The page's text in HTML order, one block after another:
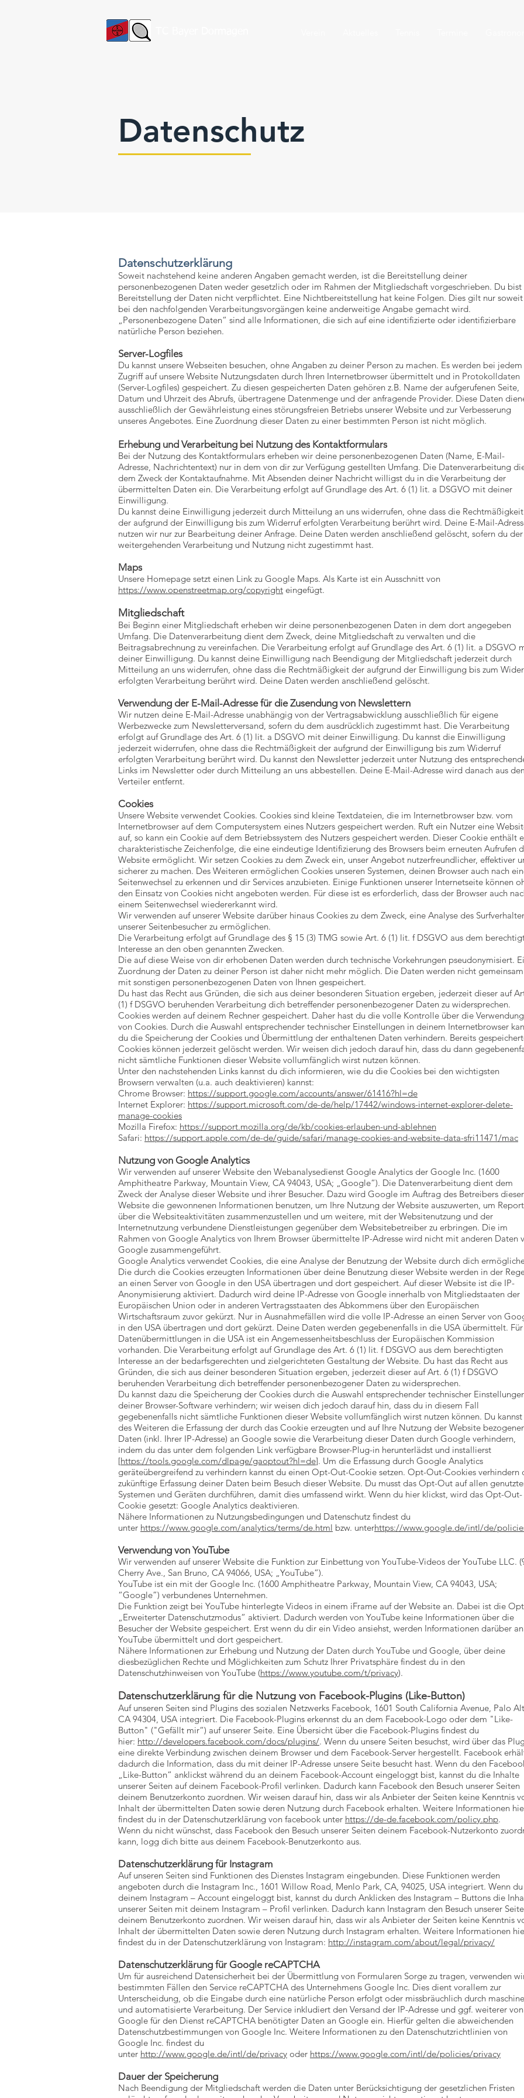
Datenschutz
Datenschutzerklärung
Soweit nachstehend keine anderen Angaben gemacht werden, ist die Bereitstellung deiner
personenbezogenen Daten weder gesetzlich oder im Rahmen der Mitgliedschaft vorgeschrieben. Du bist
Bereitstellung der Daten nicht verpflichtet. Eine Nichtbereitstellung hat keine Folgen. Dies gilt nur soweit
bei den nachfolgenden Verarbeitungsvorgängen keine anderweitige Angabe gemacht wird.
„Personenbezogene Daten“ sind alle Informationen, die sich auf eine identifizierte oder identifizierbare
natürliche Person beziehen.
Server-Logfiles
Du kannst unsere Webseiten besuchen, ohne Angaben zu deiner Person zu machen. Es werden bei jedem
Zugriff auf unsere Website Nutzungsdaten durch Ihren Internetbrowser übermittelt und in Protokolldaten
(Server-Logfiles) gespeichert. Zu diesen gespeicherten Daten gehören z.B. Name der aufgerufenen Seite,
Datum und Uhrzeit des Abrufs, übertragene Datenmenge und der anfragende Provider. Diese Daten
ausschließlich der Gewährleistung eines störungsfreien Betriebs unserer Website und zur Verbesserung
unseres Angebotes. Eine Zuordnung dieser Daten zu einer bestimmten Person ist nicht möglich.
Erhebung und Verarbeitung bei Nutzung des Kontaktformulars
Bei der Nutzung des Kontaktformulars erheben wir deine personenbezogenen Daten (Name, E-Mail-
Adresse, Nachrichtentext) nur in dem von dir zur Verfügung gestellten Umfang. Die Datenverarbeitung
dem Zweck der Kontaktaufnahme. Mit Absenden deiner Nachricht willigst du in die Verarbeitung der
übermittelten Daten ein. Die Verarbeitung erfolgt auf Grundlage des Art. 6 (1) lit. a DSGVO mit deiner
Einwilligung.
Du kannst deine Einwilligung jederzeit durch Mitteilung an uns widerrufen, ohne dass die Rechtmäßigkeit
der aufgrund der Einwilligung bis zum Widerruf erfolgten Verarbeitung berührt wird. Deine E-Mail-
nutzen wir nur zur Bearbeitung deiner Anfrage. Deine Daten werden anschließend gelöscht, sofern du der
weitergehenden Verarbeitung und Nutzung nicht zugestimmt hast.
Maps
Unsere Homepage setzt einen Link zu Google Maps. Als Karte ist ein Ausschnitt von
https://www.openstreetmap.org/copyright eingefügt.
Mitgliedschaft
Bei Beginn einer Mitgliedschaft erheben wir deine personenbezogenen Daten in dem dort angegeben
Umfang. Die Datenverarbeitung dient dem Zweck, deine Mitgliedschaft zu verwalten und die
Beitragsabrechnung zu vereinfachen. Die Verarbeitung erfolgt auf Grundlage des Art. 6 (1) lit. a DSGVO
deiner Einwilligung. Du kannst deine Einwilligung nach Beendigung der Mitgliedschaft jederzeit durch
Mitteilung an uns widerrufen, ohne dass die Rechtmäßigkeit der aufgrund der Einwilligung bis zum
erfolgten Verarbeitung berührt wird. Deine Daten werden anschließend gelöscht.
Verwendung der E-Mail-Adresse für die Zusendung von Newslettern
Wir nutzen deine E-Mail-Adresse unabhängig von der Vertragsabwicklung ausschließlich für eigene
Werbezwecke zum Newsletterversand, sofern du dem ausdrücklich zugestimmt hast. Die Verarbeitung
erfolgt auf Grundlage des Art. 6 (1) lit. a DSGVO mit deiner Einwilligung. Du kannst die Einwilligung
jederzeit widerrufen, ohne dass die Rechtmäßigkeit der aufgrund der Einwilligung bis zum Widerruf
erfolgten Verarbeitung berührt wird. Du kannst den Newsletter jederzeit unter Nutzung des
Links im Newsletter oder durch Mitteilung an uns abbestellen. Deine E-Mail-Adresse wird danach aus
Verteiler entfernt.
Cookies
Unsere Website verwendet Cookies. Cookies sind kleine Textdateien, die im Internetbrowser bzw. vom
Internetbrowser auf dem Computersystem eines Nutzers gespeichert werden. Ruft ein Nutzer eine
auf, so kann ein Cookie auf dem Betriebssystem des Nutzers gespeichert werden. Dieser Cookie enthält
charakteristische Zeichenfolge, die eine eindeutige Identifizierung des Browsers beim erneuten Aufrufen
Website ermöglicht. Wir setzen Cookies zu dem Zweck ein, unser Angebot nutzerfreundlicher, effektiver
sicherer zu machen. Des Weiteren ermöglichen Cookies unseren Systemen, deinen Browser auch nach
Seitenwechsel zu erkennen und dir Services anzubieten. Einige Funktionen unserer Internetseite können
den Einsatz von Cookies nicht angeboten werden. Für diese ist es erforderlich, dass der Browser auch
einem Seitenwechsel wiedererkannt wird.
Wir verwenden auf unserer Website darüber hinaus Cookies zu dem Zweck, eine Analyse des
unserer Seitenbesucher zu ermöglichen.
Die Verarbeitung erfolgt auf Grundlage des § 15 (3) TMG sowie Art. 6 (1) lit. f DSGVO aus dem
Interesse an den oben genannten Zwecken.
Die auf diese Weise von dir erhobenen Daten werden durch technische Vorkehrungen pseudonymisiert.
Zuordnung der Daten zu deiner Person ist daher nicht mehr möglich. Die Daten werden nicht gemeinsam
mit sonstigen personenbezogenen Daten von Ihnen gespeichert.
Du hast das Recht aus Gründen, die sich aus deiner besonderen Situation ergeben, jederzeit dieser auf
(1) f DSGVO beruhenden Verarbeitung dich betreffender personenbezogener Daten zu widersprechen.
Cookies werden auf deinem Rechner gespeichert. Daher hast du die volle Kontrolle über die Verwendung
von Cookies. Durch die Auswahl entsprechender technischer Einstellungen in deinem Internetbrowser
du die Speicherung der Cookies und Übermittlung der enthaltenen Daten verhindern. Bereits
Cookies können jederzeit gelöscht werden. Wir weisen dich jedoch darauf hin, dass du dann
nicht sämtliche Funktionen dieser Website vollumfänglich wirst nutzen können.
Unter den nachstehenden Links kannst du dich informieren, wie du die Cookies bei den wichtigsten
Browsern verwalten (u.a. auch deaktivieren) kannst:
Chrome Browser: https://support.google.com/accounts/answer/61416?hl=de
Internet Explorer: https://support.microsoft.com/de-de/help/17442/windows-internet-explorer-delete-
manage-cookies
Mozilla Firefox: https://support.mozilla.org/de/kb/cookies-erlauben-und-ablehnen
Safari: https://support.apple.com/de-de/guide/safari/manage-cookies-and-website-data-sfri11471/mac
Nutzung von Google Analytics
Wir verwenden auf unserer Website den Webanalysedienst Google Analytics der Google Inc. (1600
Amphitheatre Parkway, Mountain View, CA 94043, USA; „Google“). Die Datenverarbeitung dient dem
Zweck der Analyse dieser Website und ihrer Besucher. Dazu wird Google im Auftrag des Betreibers dieser
Website die gewonnenen Informationen benutzen, um Ihre Nutzung der Website auszuwerten, um
über die Websiteaktivitäten zusammenzustellen und um weitere, mit der Websitenutzung und der
Internetnutzung verbundene Dienstleistungen gegenüber dem Websitebetreiber zu erbringen. Die im
Rahmen von Google Analytics von Ihrem Browser übermittelte IP-Adresse wird nicht mit anderen Daten
Google zusammengeführt.
Google Analytics verwendet Cookies, die eine Analyse der Benutzung der Website durch dich
Die durch die Cookies erzeugten Informationen über deine Benutzung dieser Website werden in der
an einen Server von Google in den USA übertragen und dort gespeichert. Auf dieser Website ist die IP-
Anonymisierung aktiviert. Dadurch wird deine IP-Adresse von Google innerhalb von Mitgliedstaaten der
Europäischen Union oder in anderen Vertragsstaaten des Abkommens über den Europäischen
Wirtschaftsraum zuvor gekürzt. Nur in Ausnahmefällen wird die volle IP-Adresse an einen Server von
in den USA übertragen und dort gekürzt. Deine Daten werden gegebenenfalls in die USA übermittelt. Für
Datenübermittlungen in die USA ist ein Angemessenheitsbeschluss der Europäischen Kommission
vorhanden. Die Verarbeitung erfolgt auf Grundlage des Art. 6 (1) lit. f DSGVO aus dem berechtigten
Interesse an der bedarfsgerechten und zielgerichteten Gestaltung der Website. Du hast das Recht aus
Gründen, die sich aus deiner besonderen Situation ergeben, jederzeit dieser auf Art. 6 (1) f DSGVO
beruhenden Verarbeitung dich betreffender personenbezogener Daten zu widersprechen.
Du kannst dazu die Speicherung der Cookies durch die Auswahl entsprechender technischer
deiner Browser-Software verhindern; wir weisen dich jedoch darauf hin, dass du in diesem Fall
gegebenenfalls nicht sämtliche Funktionen dieser Website vollumfänglich wirst nutzen können. Du kannst
des Weiteren die Erfassung der durch das Cookie erzeugten und auf Ihre Nutzung der Website
Daten (inkl. Ihrer IP-Adresse) an Google sowie die Verarbeitung dieser Daten durch Google verhindern,
indem du das unter dem folgenden Link verfügbare Browser-Plug-in herunterlädst und installierst
[https://tools.google.com/dlpage/gaoptout?hl=de]. Um die Erfassung durch Google Analytics
geräteübergreifend zu verhindern kannst du einen Opt-Out-Cookie setzen. Opt-Out-Cookies verhindern
zukünftige Erfassung deiner Daten beim Besuch dieser Website. Du musst das Opt-Out auf allen
Systemen und Geräten durchführen, damit dies umfassend wirkt. Wenn du hier klickst, wird das Opt-Out-
Cookie gesetzt: Google Analytics deaktivieren.
Nähere Informationen zu Nutzungsbedingungen und Datenschutz findest du
unter https://www.google.com/analytics/terms/de.html bzw. unterhttps://www.google.de/intl/de/
Verwendung von YouTube
Wir verwenden auf unserer Website die Funktion zur Einbettung von YouTube-Videos der YouTube LLC.
Cherry Ave., San Bruno, CA 94066, USA; „YouTube“).
YouTube ist ein mit der Google Inc. (1600 Amphitheatre Parkway, Mountain View, CA 94043, USA;
“Google”) verbundenes Unternehmen.
Die Funktion zeigt bei YouTube hinterlegte Videos in einem iFrame auf der Website an. Dabei ist die
„Erweiterter Datenschutzmodus“ aktiviert. Dadurch werden von YouTube keine Informationen über die
Besucher der Website gespeichert. Erst wenn du dir ein Video ansiehst, werden Informationen darüber an
YouTube übermittelt und dort gespeichert.
Nähere Informationen zur Erhebung und Nutzung der Daten durch YouTube und Google, über deine
diesbezüglichen Rechte und Möglichkeiten zum Schutz Ihrer Privatsphäre findest du in den
Datenschutzhinweisen von YouTube (https://www.youtube.com/t/privacy).
Datenschutzerklärung für die Nutzung von Facebook-Plugins (Like-Button)
Auf unseren Seiten sind Plugins des sozialen Netzwerks Facebook, 1601 South California Avenue, Palo
CA 94304, USA integriert. Die Facebook-Plugins erkennst du an dem Facebook-Logo oder dem "Like-
Button" ("Gefällt mir“) auf unserer Seite. Eine Übersicht über die Facebook-Plugins findest du
hier: http://developers.facebook.com/docs/plugins/. Wenn du unsere Seiten besuchst, wird über das
eine direkte Verbindung zwischen deinem Browser und dem Facebook-Server hergestellt. Facebook
dadurch die Information, dass du mit deiner IP-Adresse unsere Seite besucht hast. Wenn du den
„Like-Button“ anklickst während du an deinem Facebook-Account eingeloggt bist, kannst du die Inhalte
unserer Seiten auf deinem Facebook-Profil verlinken. Dadurch kann Facebook den Besuch unserer Seiten
deinem Benutzerkonto zuordnen. Wir weisen darauf hin, dass wir als Anbieter der Seiten keine Kenntnis
Inhalt der übermittelten Daten sowie deren Nutzung durch Facebook erhalten. Weitere Informationen
findest du in der Datenschutzerklärung von facebook unter https://de-de.facebook.com/policy.php.
Wenn du nicht wünschst, dass Facebook den Besuch unserer Seiten deinem Facebook-Nutzerkonto
kann, logg dich bitte aus deinem Facebook-Benutzerkonto aus.
Datenschutzerklärung für Instagram
Auf unseren Seiten sind Funktionen des Dienstes Instagram eingebunden. Diese Funktionen werden
angeboten durch die Instagram Inc., 1601 Willow Road, Menlo Park, CA, 94025, USA integriert. Wenn
deinem Instagram – Account eingeloggt bist, kannst du durch Anklicken des Instagram – Buttons die
unserer Seiten mit deinem Instagram – Profil verlinken. Dadurch kann Instagram den Besuch unserer
deinem Benutzerkonto zuordnen. Wir weisen darauf hin, dass wir als Anbieter der Seiten keine Kenntnis
Inhalt der übermittelten Daten sowie deren Nutzung durch Instagram erhalten. Weitere Informationen
findest du in der Datenschutzerklärung von Instagram: http://instagram.com/about/legal/privacy/
Datenschutzerklärung für Google reCAPTCHA
Um für ausreichend Datensicherheit bei der Übermittlung von Formularen Sorge zu tragen, verwenden
bestimmten Fällen den Service reCAPTCHA des Unternehmens Google Inc. Dies dient vorallem zur
Unterscheidung, ob die Eingabe durch eine natürliche Person erfolgt oder missbräuchlich durch
und automatisierte Verarbeitung. Der Service inkludiert den Versand der IP-Adresse und ggf. weiterer von
Google für den Dienst reCAPTCHA benötigter Daten an Google ein. Hierfür gelten die abweichenden
Datenschutzbestimmungen von Google Inc. Weitere Informationen zu den Datenschutzrichtlinien von
Google Inc. findest du
unter http://www.google.de/intl/de/privacy oder https://www.google.com/intl/de/policies/privacy
Dauer der Speicherung
Nach Beendigung der Mitgliedschaft werden die Daten unter Berücksichtigung der gesetzlichen Fristen